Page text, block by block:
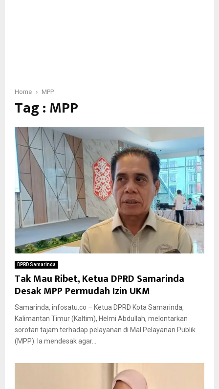
Home MPP
Tag : MPP
DPRD Samarinda
Tak Mau Ribet, Ketua DPRD Samarinda
Desak MPP Permudah Izin UKM
Samarinda, infosatu.co – Ketua DPRD Kota Samarinda,
Kalimantan Timur (Kaltim), Helmi Abdullah, melontarkan
sorotan tajam terhadap pelayanan di Mal Pelayanan Publik
(MPP). Ia mendesak agar...